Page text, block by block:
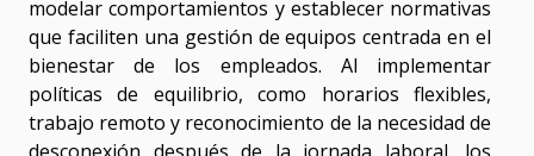
modelar comportamientos y establecer normativas
que faciliten una gestión de equipos centrada en el
bienestar de los empleados. Al implementar
políticas de equilibrio, como horarios flexibles,
trabajo remoto y reconocimiento de la necesidad de